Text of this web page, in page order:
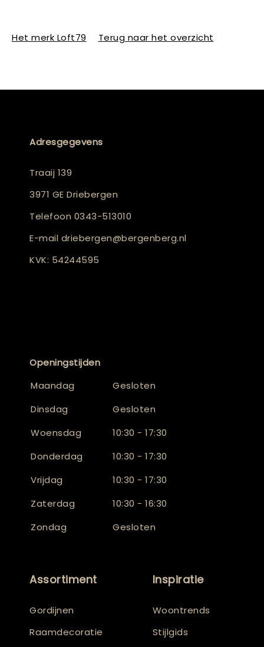
Het merk Loft79 Terug naar het overzicht
Adresgegevens
Traaij 139
3971 GE Driebergen
Telefoon 0343-513010
E-mail driebergen@bergenberg.nl
KVK: 54244595
Openingstijden
Maandag
Gesloten
Dinsdag
Gesloten
Woensdag
10:30 - 17:30
Donderdag
10:30 - 17:30
Vrijdag
10:30 - 17:30
Zaterdag
10:30 - 16:30
Zondag
Gesloten
Assortiment
Gordijnen
Raamdecoratie
Inspiratie
Woontrends
Stijlgids